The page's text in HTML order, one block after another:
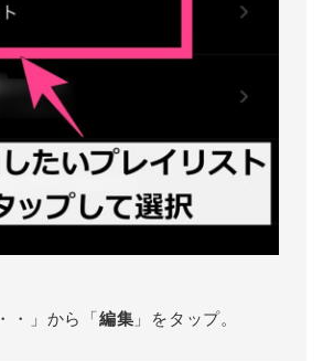
・」から「編集 」をタップ。